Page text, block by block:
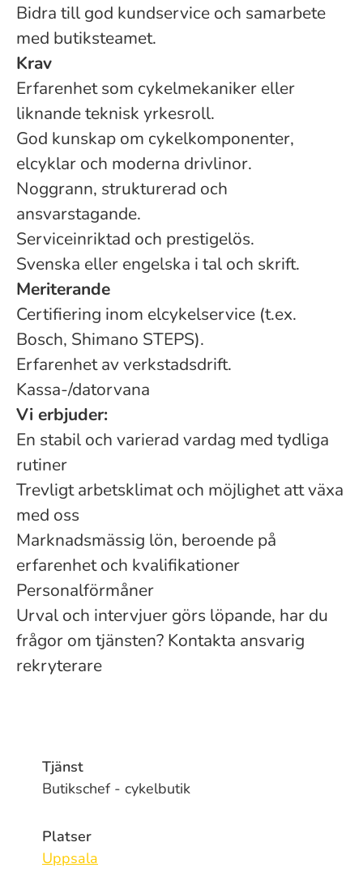
Bidra till god kundservice och samarbete
med butiksteamet.
Krav
Erfarenhet som cykelmekaniker eller
liknande teknisk yrkesroll.
God kunskap om cykelkomponenter,
elcyklar och moderna drivlinor.
Noggrann, strukturerad och
ansvarstagande.
Serviceinriktad och prestigelös.
Svenska eller engelska i tal och skrift.
Meriterande
Certifiering inom elcykelservice (t.ex.
Bosch, Shimano STEPS).
Erfarenhet av verkstadsdrift.
Kassa-/datorvana
Vi erbjuder:
En stabil och varierad vardag med tydliga
rutiner
Trevligt arbetsklimat och möjlighet att växa
med oss
Marknadsmässig lön, beroende på
erfarenhet och kvalifikationer
Personalförmåner
Urval och intervjuer görs löpande, har du
frågor om tjänsten? Kontakta ansvarig
rekryterare
Tjänst
Butikschef - cykelbutik
Platser
Uppsala